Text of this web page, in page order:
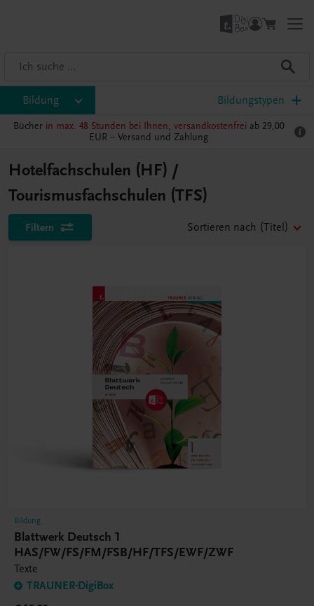
Bildung Bildungstypen
Bücher in max. 48 Stunden bei Ihnen, versandkostenfrei ab 29,00
EUR – Versand und Zahlung
Hotelfachschulen (HF) /
Tourismusfachschulen (TFS)
Filtern Sortieren nach (Titel)
Bildung
Blattwerk Deutsch 1
HAS/FW/FS/FM/FSB/HF/TFS/EWF/ZWF
Texte
TRAUNER-DigiBox